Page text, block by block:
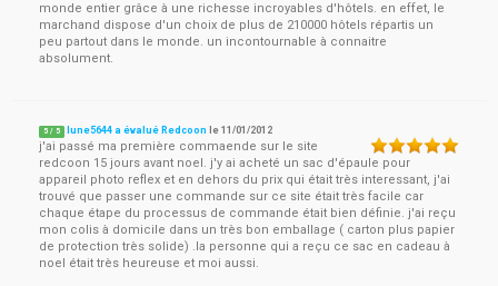
monde entier grâce à une richesse incroyables d'hôtels. en effet, le
marchand dispose d'un choix de plus de 210000 hôtels répartis un
peu partout dans le monde. un incontournable à connaitre
absolument.
5 / 5 lune5644 a évalué Redcoon le11/01/2012
j'ai passé ma première commaende sur le site
redcoon 15 jours avant noel. j'y ai acheté un sac d'épaule pour
appareil photo reflex et en dehors du prix qui était très interessant, j'ai
trouvé que passer une commande sur ce site était très facile car
chaque étape du processus de commande était bien définie. j'ai reçu
mon colis à domicile dans un très bon emballage ( carton plus papier
de protection très solide) .la personne qui a reçu ce sac en cadeau à
noel était très heureuse et moi aussi.